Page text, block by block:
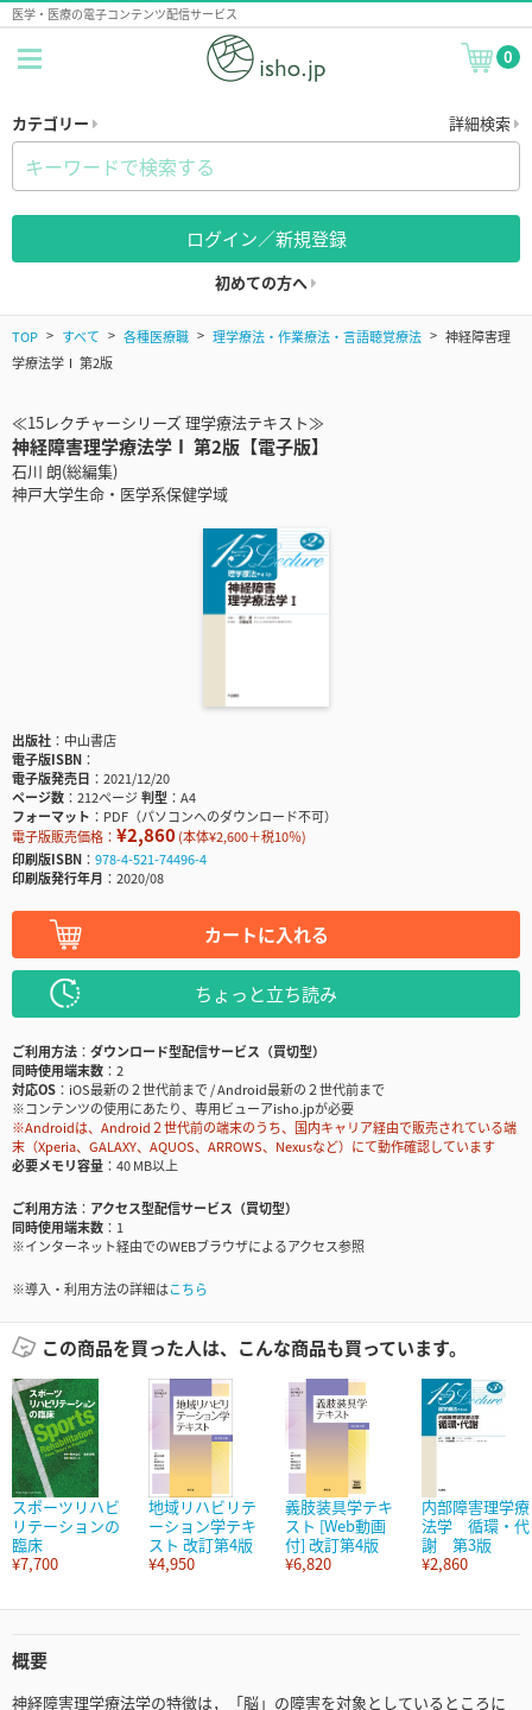
医学・医療の電子コンテンツ配信サービス
0
カテゴリー 詳細検索
ログイン／新規登録
初めての方へ
TOP すべて 各種医療職 理学療法・作業療法・言語聴覚療法
神経障害理
学療法学Ⅰ 第2版
≪15レクチャーシリーズ 理学療法テキスト≫
神経障害理学療法学Ⅰ 第2版【電子版】
石川 朗(総編集)
神戸大学生命・医学系保健学域
出版社
中山書店
電子版ISBN
電子版発売日
2021/12/20
ページ数
212ページ判型
A4
フォーマット
PDF（パソコンへのダウンロード不可）
電子版販売価格： ¥2,860(本体¥2,600＋税10％)
印刷版ISBN
978-4-521-74496-4
印刷版発行年月
2020/08
カートに入れる
ちょっと立ち読み
ご利用方法
ダウンロード型配信サービス（買切型）
同時使用端末数
2
対応OS
iOS最新の２世代前まで / Android最新の２世代前まで
※コンテンツの使用にあたり、専用ビューアisho.jpが必要
※Androidは、Android２世代前の端末のうち、国内キャリア経由で販売されている端
末（Xperia、GALAXY、AQUOS、ARROWS、Nexusなど）にて動作確認しています
必要メモリ容量
40 MB以上
ご利用方法
アクセス型配信サービス（買切型）
同時使用端末数
1
※インターネット経由でのWEBブラウザによるアクセス参照
※導入・利用方法の詳細はこちら
この商品を買った人は、こんな商品も買っています。
スポーツリハビ
リテーションの
臨床
¥7,700
地域リハビリテ
ーション学テキ
スト 改訂第4版
¥4,950
義肢装具学テキ
スト [Web動画
付] 改訂第4版
¥6,820
内部障害理学療
法学 循環・代
謝 第3版
¥2,860
概要
神経障害理学療法学の特徴は，「脳」の障害を対象としているところに